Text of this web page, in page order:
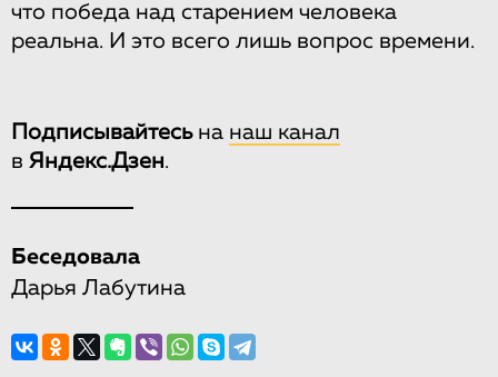
что победа над старением человека
реальна. И это всего лишь вопрос времени.
Подписывайтесьна наш канал
в Яндекс.Дзен.
Беседовала
Дарья Лабутина